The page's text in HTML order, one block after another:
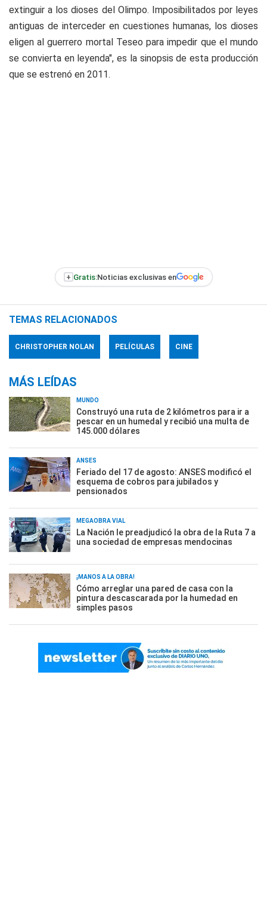
extinguir a los dioses del Olimpo. Imposibilitados por leyes
antiguas de interceder en cuestiones humanas, los dioses
eligen al guerrero mortal Teseo para impedir que el mundo
se convierta en leyenda", es la sinopsis de esta producción
que se estrenó en 2011.
+ Gratis:Noticias exclusivas en
TEMAS RELACIONADOS
CHRISTOPHER NOLAN PELÍCULAS CINE
MÁS LEÍDAS
MUNDO
Construyó una ruta de 2 kilómetros para ir a
pescar en un humedal y recibió una multa de
145.000 dólares
ANSES
Feriado del 17 de agosto: ANSES modificó el
esquema de cobros para jubilados y
pensionados
MEGAOBRA VIAL
La Nación le preadjudicó la obra de la Ruta 7 a
una sociedad de empresas mendocinas
¡MANOS A LA OBRA!
Cómo arreglar una pared de casa con la
pintura descascarada por la humedad en
simples pasos